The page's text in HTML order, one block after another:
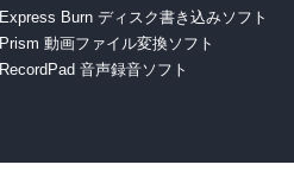
Express Burn ディスク書き込みソフト
Prism 動画ファイル変換ソフト
RecordPad 音声録音ソフト